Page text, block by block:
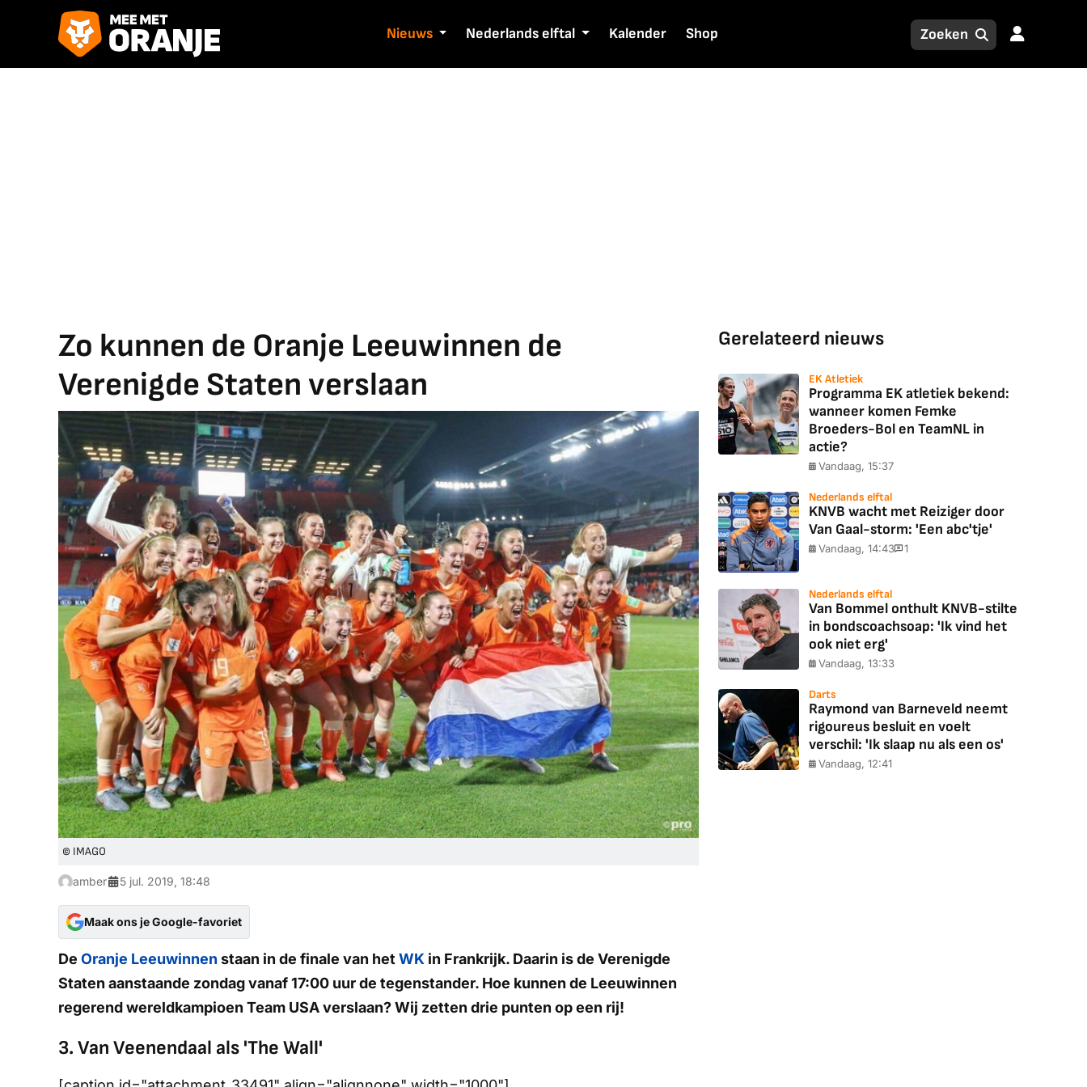
Nieuws Nederlands elftal Kalender Shop
Zo kunnen de Oranje Leeuwinnen de
Verenigde Staten verslaan
© IMAGO
amber 5 jul. 2019, 18:48
Maak ons je Google-favoriet
De Oranje Leeuwinnen staan in de finale van het WK in Frankrijk. Daarin is de Verenigde
Staten aanstaande zondag vanaf 17:00 uur de tegenstander. Hoe kunnen de Leeuwinnen
regerend wereldkampioen Team USA verslaan? Wij zetten drie punten op een rij!
3. Van Veenendaal als 'The Wall'
Gerelateerd nieuws
EK Atletiek
Programma EK atletiek bekend:
wanneer komen Femke
Broeders-Bol en TeamNL in
actie?
Vandaag, 15:37
Nederlands elftal
KNVB wacht met Reiziger door
Van Gaal-storm: 'Een abc'tje'
Vandaag, 14:43 1
Nederlands elftal
Van Bommel onthult KNVB-stilte
in bondscoachsoap: 'Ik vind het
ook niet erg'
Vandaag, 13:33
Darts
Raymond van Barneveld neemt
rigoureus besluit en voelt
verschil: 'Ik slaap nu als een os'
Vandaag, 12:41